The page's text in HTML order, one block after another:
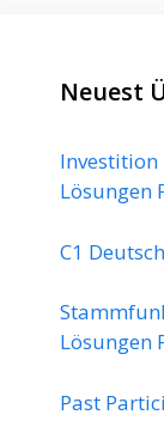
Neuest
Lösungen
C1
Lösungen
Past